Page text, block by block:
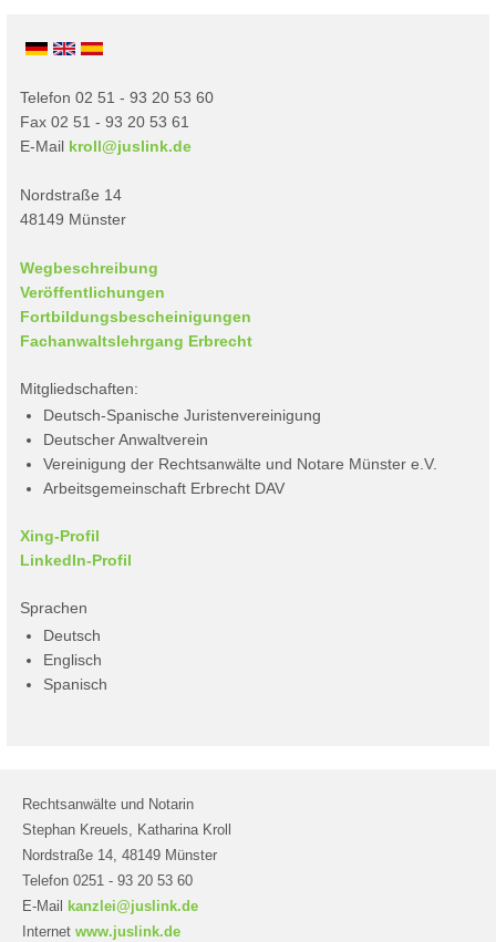
Telefon 02 51 - 93 20 53 60
Fax 02 51 - 93 20 53 61
E-Mail kroll@juslink.de
Nordstraße 14
48149 Münster
Wegbeschreibung
Veröffentlichungen
Fortbildungsbescheinigungen
Fachanwaltslehrgang Erbrecht
Mitgliedschaften:
Deutsch-Spanische Juristenvereinigung
Deutscher Anwaltverein
Vereinigung der Rechtsanwälte und Notare Münster e.V.
Arbeitsgemeinschaft Erbrecht DAV
Xing-Profil
LinkedIn-Profil
Sprachen
Deutsch
Englisch
Spanisch
Rechtsanwälte und Notarin
Stephan Kreuels, Katharina Kroll
Nordstraße 14, 48149 Münster
Telefon 0251 - 93 20 53 60
E-Mail kanzlei@juslink.de
Internet www.juslink.de